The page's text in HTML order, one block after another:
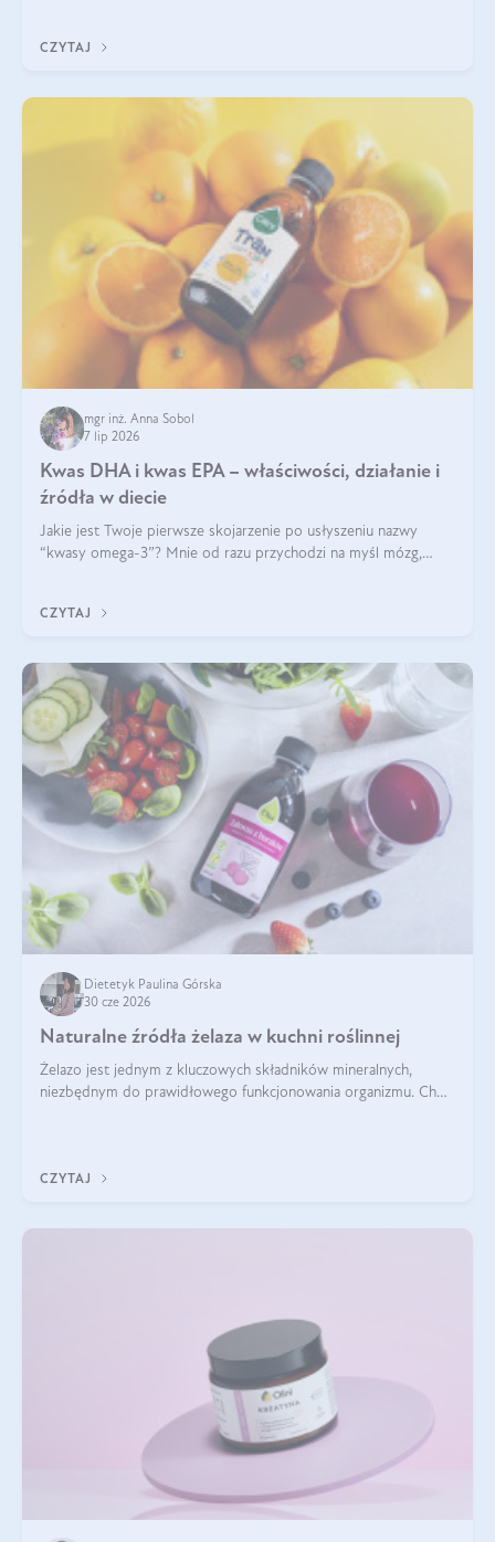
CZYTAJ
mgr inż. Anna Sobol
7 lip 2026
Kwas DHA i kwas EPA – właściwości, działanie i
źródła w diecie
Jakie jest Twoje pierwsze skojarzenie po usłyszeniu nazwy
“kwasy omega-3”? Mnie od razu przychodzi na myśl mózg,
EPA.
CZYTAJ
Dietetyk Paulina Górska
30 cze 2026
Naturalne źródła żelaza w kuchni roślinnej
Żelazo jest jednym z kluczowych składników mineralnych,
niezbędnym do prawidłowego funkcjonowania organizmu. Choć
CZYTAJ